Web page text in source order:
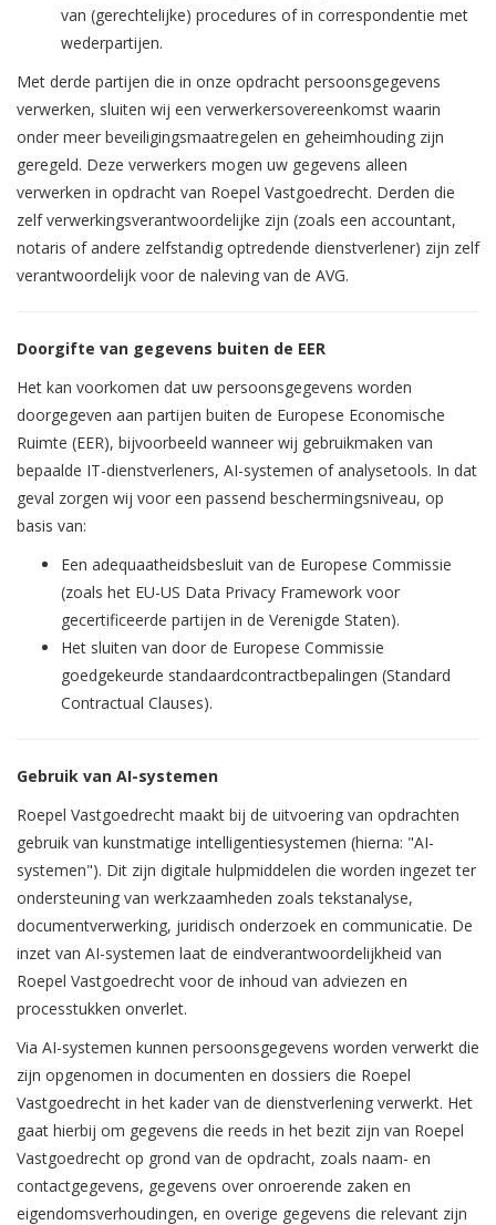
van (gerechtelijke) procedures of in correspondentie met
wederpartijen.
Met derde partijen die in onze opdracht persoonsgegevens
verwerken, sluiten wij een verwerkersovereenkomst waarin
onder meer beveiligingsmaatregelen en geheimhouding zijn
geregeld. Deze verwerkers mogen uw gegevens alleen
verwerken in opdracht van Roepel Vastgoedrecht. Derden die
zelf verwerkingsverantwoordelijke zijn (zoals een accountant,
notaris of andere zelfstandig optredende dienstverlener) zijn zelf
verantwoordelijk voor de naleving van de AVG.
Doorgifte van gegevens buiten de EER
Het kan voorkomen dat uw persoonsgegevens worden
doorgegeven aan partijen buiten de Europese Economische
Ruimte (EER), bijvoorbeeld wanneer wij gebruikmaken van
bepaalde IT-dienstverleners, AI-systemen of analysetools. In dat
geval zorgen wij voor een passend beschermingsniveau, op
basis van:
Een adequaatheidsbesluit van de Europese Commissie
(zoals het EU-US Data Privacy Framework voor
gecertificeerde partijen in de Verenigde Staten).
Het sluiten van door de Europese Commissie
goedgekeurde standaardcontractbepalingen (Standard
Contractual Clauses).
Gebruik van AI-systemen
Roepel Vastgoedrecht maakt bij de uitvoering van opdrachten
gebruik van kunstmatige intelligentiesystemen (hierna: "AI-
systemen"). Dit zijn digitale hulpmiddelen die worden ingezet ter
ondersteuning van werkzaamheden zoals tekstanalyse,
documentverwerking, juridisch onderzoek en communicatie. De
inzet van AI-systemen laat de eindverantwoordelijkheid van
Roepel Vastgoedrecht voor de inhoud van adviezen en
processtukken onverlet.
Via AI-systemen kunnen persoonsgegevens worden verwerkt die
zijn opgenomen in documenten en dossiers die Roepel
Vastgoedrecht in het kader van de dienstverlening verwerkt. Het
gaat hierbij om gegevens die reeds in het bezit zijn van Roepel
Vastgoedrecht op grond van de opdracht, zoals naam- en
contactgegevens, gegevens over onroerende zaken en
eigendomsverhoudingen, en overige gegevens die relevant zijn